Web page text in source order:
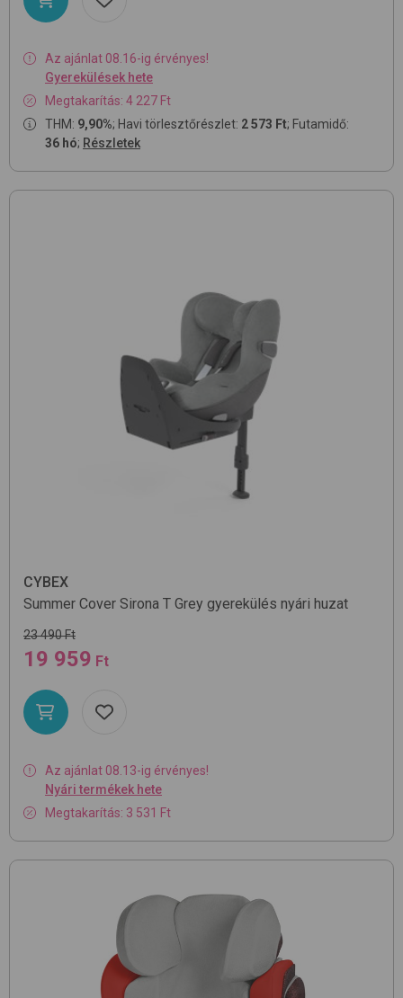
Az ajánlat 08.16-ig érvényes!
Gyerekülések hete
Megtakarítás: 4 227 Ft
THM: 9,90%; Havi törlesztőrészlet: 2 573 Ft; Futamidő:
36 hó; Részletek
CYBEX
Summer Cover Sirona T Grey gyerekülés nyári huzat
23 490 Ft
19 959 Ft
Az ajánlat 08.13-ig érvényes!
Nyári termékek hete
Megtakarítás: 3 531 Ft